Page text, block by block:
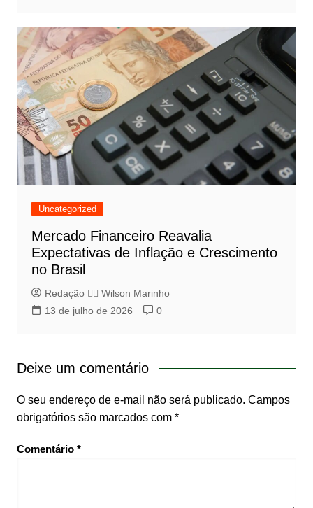
Uncategorized
Mercado Financeiro Reavalia
Expectativas de Inflação e Crescimento
no Brasil
Redação 👨‍⚖️​ Wilson Marinho
13 de julho de 2026
0
Deixe um comentário
O seu endereço de e-mail não será publicado. Campos
obrigatórios são marcados com *
Comentário *